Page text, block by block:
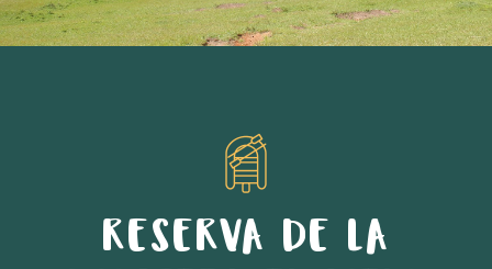
RESERVA DE LA